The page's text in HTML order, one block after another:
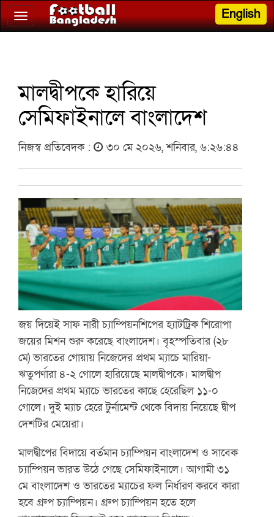
Toggle
navigation
English
মালদ্বীপকে হারিয়ে
সেমিফাইনালে বাংলাদেশ
নিজস্ব প্রতিবেদক : ৩০ মে ২০২৬, শনিবার, ৬:২৬:৪৪
জয় দিয়েই সাফ নারী চ্যাম্পিয়নশিপের হ্যাটট্রিক শিরোপা
জয়ের মিশন শুরু করেছে বাংলাদেশ। বৃহস্পতিবার (২৮
মে) ভারতের গোয়ায় নিজেদের প্রথম ম্যাচে মারিয়া-
ঋতুপর্ণারা ৪-২ গোলে হারিয়েছে মালদ্বীপকে। মালদ্বীপ
নিজেদের প্রথম ম্যাচে ভারতের কাছে হেরেছিল ১১-০
গোলে। দুই ম্যাচ হেরে টুর্নামেন্ট থেকে বিদায় নিয়েছে দ্বীপ
দেশটির মেয়েরা।
মালদ্বীপের বিদায়ে বর্তমান চ্যাম্পিয়ন বাংলাদেশ ও সাবেক
চ্যাম্পিয়ন ভারত উঠে গেছে সেমিফাইনালে। আগামী ৩১
মে বাংলাদেশ ও ভারতের ম্যাচের ফল নির্ধারণ করবে কারা
হবে গ্রুপ চ্যাম্পিয়ন। গ্রুপ চ্যাম্পিয়ন হতে হলে